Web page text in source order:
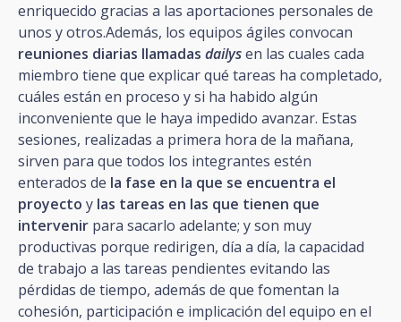
enriquecido gracias a las aportaciones personales de
unos y otros.Además, los equipos ágiles convocan
reuniones diarias llamadas dailysen las cuales cada
miembro tiene que explicar qué tareas ha completado,
cuáles están en proceso y si ha habido algún
inconveniente que le haya impedido avanzar. Estas
sesiones, realizadas a primera hora de la mañana,
sirven para que todos los integrantes estén
enterados de la fase en la que se encuentra el
proyecto y las tareas en las que tienen que
intervenir para sacarlo adelante; y son muy
productivas porque redirigen, día a día, la capacidad
de trabajo a las tareas pendientes evitando las
pérdidas de tiempo, además de que fomentan la
cohesión, participación e implicación del equipo en el